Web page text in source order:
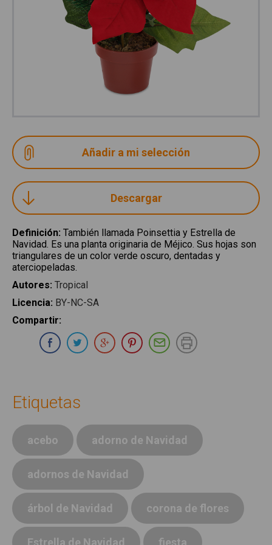
Descargar
Definición: También llamada Poinsettia y Estrella de
Navidad. Es una planta originaria de Méjico. Sus hojas son
triangulares de un color verde oscuro, dentadas y
aterciopeladas.
Autores: Tropical
Licencia: BY-NC-SA
Compartir:
Compartir en Whatsapp
Compartir en Facebook
Compartir en Twitter
Compartir en Google Plus
Compartir en Pinterest
Compartir por E-
Etiquetas
acebo adorno de Navidad
adornos de Navidad
árbol de Navidad corona de flores
Estrella de Navidad fiesta